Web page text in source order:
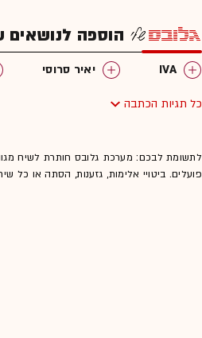
הוספה לנושאים
IVA יאיר סרוסי
כל תגיות הכתבה
לתשומת לבכם: מערכת גלובס חותרת לשיח
פועלים. ביטויי אלימות, גזענות, הסתה או כל